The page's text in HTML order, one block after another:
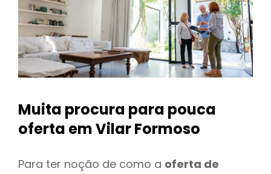
Muita procura para pouca
oferta em Vilar Formoso
Para ter noção de como a oferta de